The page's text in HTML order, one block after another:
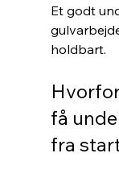
Et godt
holdbart.
få
fra